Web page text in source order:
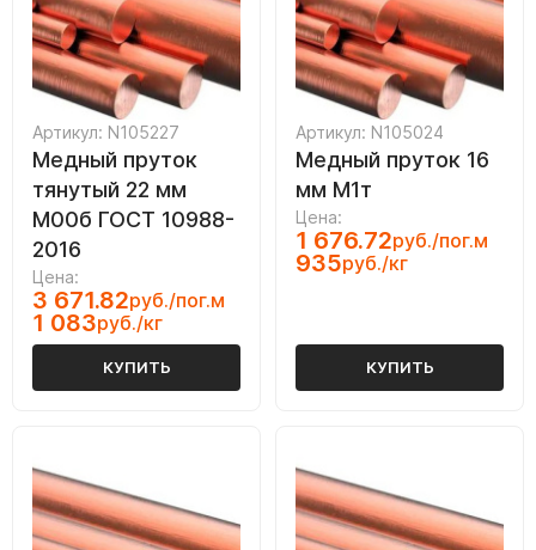
Артикул: N105227
Медный пруток
тянутый 22 мм
М00б ГОСТ 10988-
2016
Цена:
3 671.82руб./пог.м
1 083руб./кг
КУПИТЬ
Артикул: N105024
Медный пруток 16
мм М1т
Цена:
1 676.72руб./пог.м
935руб./кг
КУПИТЬ